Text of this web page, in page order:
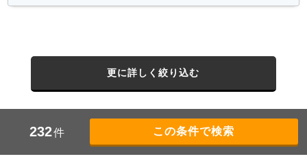
更に詳しく絞り込む
232件